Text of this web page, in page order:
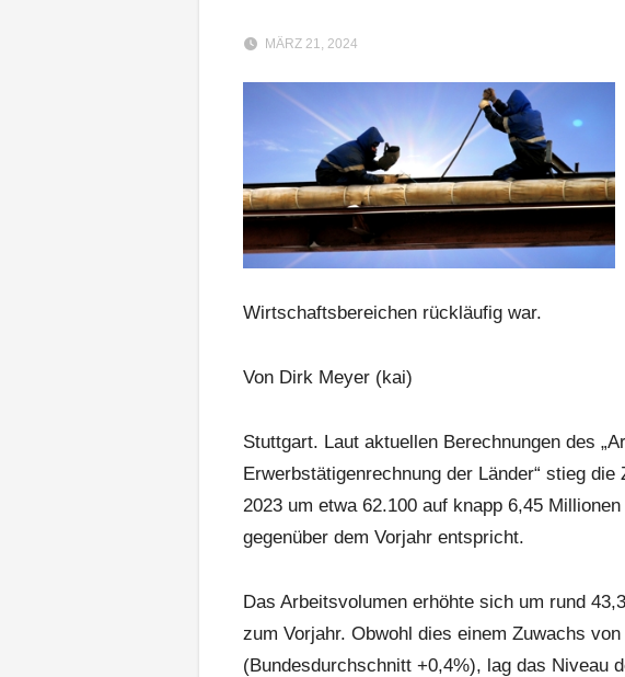
MÄRZ 21, 2024
Wirtschaftsbereichen rückläufig war.
Von Dirk Meyer (kai)
Stuttgart. Laut aktuellen Berechnungen des
Erwerbstätigenrechnung der Länder“ stieg
2023 um etwa 62.100 auf knapp 6,45
gegenüber dem Vorjahr entspricht.
Das Arbeitsvolumen erhöhte sich um rund
zum Vorjahr. Obwohl dies einem Zuwachs
(Bundesdurchschnitt +0,4%), lag das Niveau